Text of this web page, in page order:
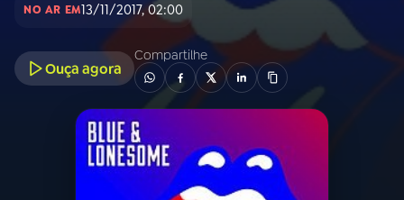
INÍCIO
PROGRAMAÇÃO
NO AR EM13/11/2017, 02:00
Ouça agora
Compartilhe